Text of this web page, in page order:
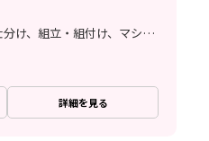
軽作業、検査、梱包・仕分け、組立・組付け、マシンオペレーター、ハンダ付け
詳細を見る